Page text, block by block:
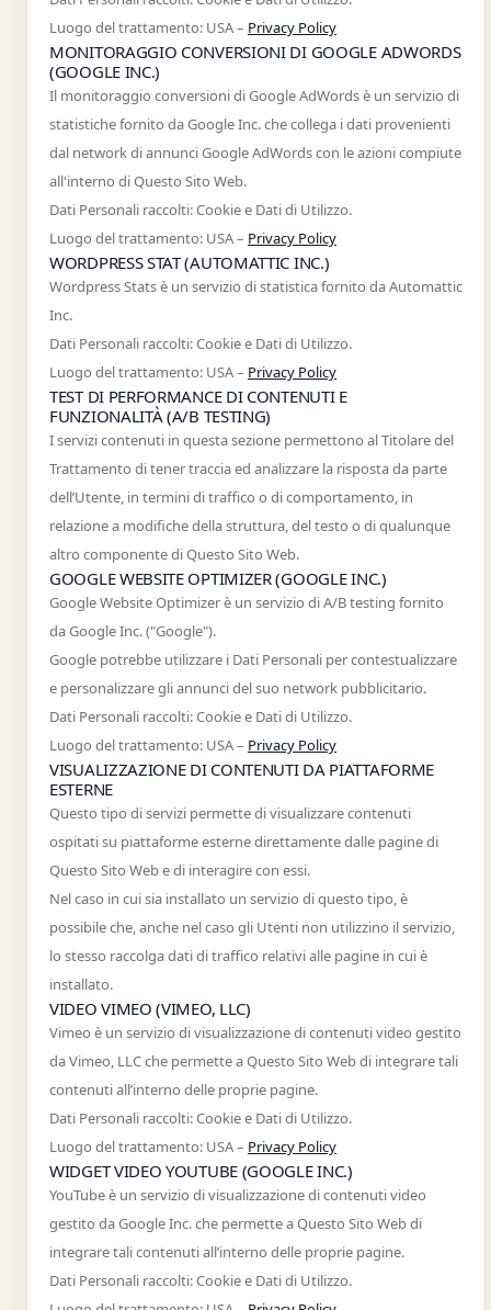
Luogo del trattamento: USA – Privacy Policy
MONITORAGGIO CONVERSIONI DI GOOGLE ADWORDS
(GOOGLE INC.)
Il monitoraggio conversioni di Google AdWords è un servizio di
statistiche fornito da Google Inc. che collega i dati provenienti
dal network di annunci Google AdWords con le azioni compiute
all'interno di Questo Sito Web.
Dati Personali raccolti: Cookie e Dati di Utilizzo.
Luogo del trattamento: USA – Privacy Policy
WORDPRESS STAT (AUTOMATTIC INC.)
Wordpress Stats è un servizio di statistica fornito da Automattic
Inc.
Dati Personali raccolti: Cookie e Dati di Utilizzo.
Luogo del trattamento: USA – Privacy Policy
TEST DI PERFORMANCE DI CONTENUTI E
FUNZIONALITÀ (A/B TESTING)
I servizi contenuti in questa sezione permettono al Titolare del
Trattamento di tener traccia ed analizzare la risposta da parte
dell’Utente, in termini di traffico o di comportamento, in
relazione a modifiche della struttura, del testo o di qualunque
altro componente di Questo Sito Web.
GOOGLE WEBSITE OPTIMIZER (GOOGLE INC.)
Google Website Optimizer è un servizio di A/B testing fornito
da Google Inc. ("Google").
Google potrebbe utilizzare i Dati Personali per contestualizzare
e personalizzare gli annunci del suo network pubblicitario.
Dati Personali raccolti: Cookie e Dati di Utilizzo.
Luogo del trattamento: USA – Privacy Policy
VISUALIZZAZIONE DI CONTENUTI DA PIATTAFORME
ESTERNE
Questo tipo di servizi permette di visualizzare contenuti
ospitati su piattaforme esterne direttamente dalle pagine di
Questo Sito Web e di interagire con essi.
Nel caso in cui sia installato un servizio di questo tipo, è
possibile che, anche nel caso gli Utenti non utilizzino il servizio,
lo stesso raccolga dati di traffico relativi alle pagine in cui è
installato.
VIDEO VIMEO (VIMEO, LLC)
Vimeo è un servizio di visualizzazione di contenuti video gestito
da Vimeo, LLC che permette a Questo Sito Web di integrare tali
contenuti all’interno delle proprie pagine.
Dati Personali raccolti: Cookie e Dati di Utilizzo.
Luogo del trattamento: USA – Privacy Policy
WIDGET VIDEO YOUTUBE (GOOGLE INC.)
YouTube è un servizio di visualizzazione di contenuti video
gestito da Google Inc. che permette a Questo Sito Web di
integrare tali contenuti all’interno delle proprie pagine.
Dati Personali raccolti: Cookie e Dati di Utilizzo.